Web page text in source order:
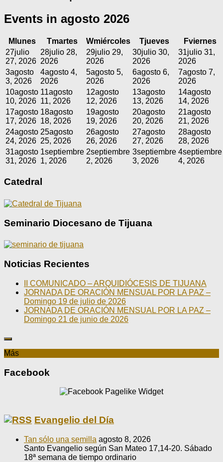
Events in agosto 2026
M lunes Tmartes Wmiércoles Tjueves Fviernes
27julio
27, 2026
28julio 28,
2026
29julio 29,
2026
30julio 30,
2026
31julio 31,
2026
3agosto
3, 2026
4agosto 4,
2026
5agosto 5,
2026
6agosto 6,
2026
7agosto 7,
2026
10agosto
10, 2026
11agosto
11, 2026
12agosto
12, 2026
13agosto
13, 2026
14agosto
14, 2026
17agosto
17, 2026
18agosto
18, 2026
19agosto
19, 2026
20agosto
20, 2026
21agosto
21, 2026
24agosto
24, 2026
25agosto
25, 2026
26agosto
26, 2026
27agosto
27, 2026
28agosto
28, 2026
31agosto
31, 2026
1septiembre
1, 2026
2septiembre
2, 2026
3septiembre
3, 2026
4septiembre
4, 2026
Catedral
Seminario Diocesano de Tijuana
Noticias Recientes
II COMUNICADO – ARQUIDIÓCESIS DE TIJUANA
JORNADA DE ORACIÓN MENSUAL POR LA PAZ –
Domingo 19 de julio de 2026
JORNADA DE ORACIÓN MENSUAL POR LA PAZ –
Domingo 21 de junio de 2026
Más
Facebook
Evangelio del Día
Tan sólo una semilla agosto 8, 2026
Santo Evangelio según San Mateo 17,14-20. Sábado
18ª semana de tiempo ordinario